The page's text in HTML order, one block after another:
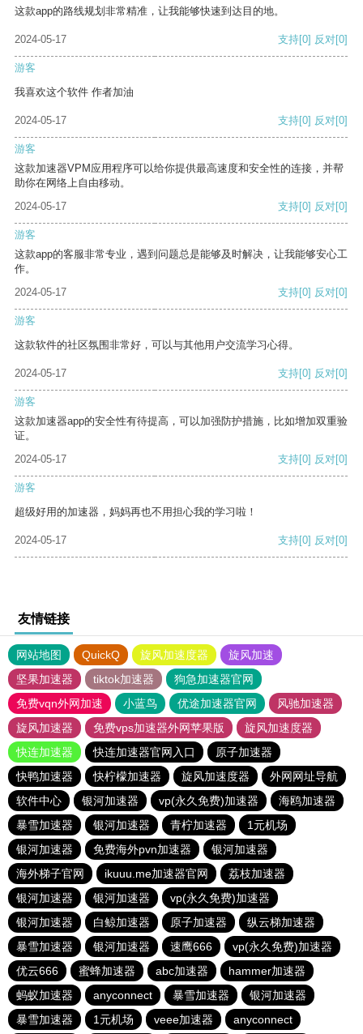
这款app的路线规划非常精准，让我能够快速到达目的地。
2024-05-17 支持[0] 反对[0]
游客
我喜欢这个软件 作者加油
2024-05-17 支持[0] 反对[0]
游客
这款加速器VPM应用程序可以给你提供最高速度和安全性的连接，并帮
助你在网络上自由移动。
2024-05-17
支持[0] 反对[0]
游客
这款app的客服非常专业，遇到问题总是能够及时解决，让我能够安心工
作。
2024-05-17
支持[0] 反对[0]
游客
这款软件的社区氛围非常好，可以与其他用户交流学习心得。
2024-05-17 支持[0] 反对[0]
游客
这款加速器app的安全性有待提高，可以加强防护措施，比如增加双重验
证。
2024-05-17
支持[0] 反对[0]
游客
超级好用的加速器，妈妈再也不用担心我的学习啦！
2024-05-17 支持[0] 反对[0]
友情链接
网站地图 QuickQ 旋风加速度器
旋风加速
坚果加速器
tiktok加速器
狗急加速器官网
免费vqn外网加速
小蓝鸟 优途加速器官网
风驰加速器
旋风加速器
免费vps加速器外网苹果版
旋风加速度器
快连加速器
快连加速器官网入口
原子加速器
快鸭加速器
快柠檬加速器 旋风加速度器
外网网址导航
软件中心
银河加速器 vp(永久免费)加速器
海鸥加速器
暴雪加速器
银河加速器 青柠加速器
1元机场
银河加速器
免费海外pvn加速器
银河加速器
海外梯子官网
ikuuu.me加速器官网
荔枝加速器
银河加速器
银河加速器
vp(永久免费)加速器
银河加速器
白鲸加速器 原子加速器
纵云梯加速器
暴雪加速器
银河加速器 速鹰666
vp(永久免费)加速器
优云666
蜜蜂加速器 abc加速器
hammer加速器
蚂蚁加速器
anyconnect 暴雪加速器
银河加速器
暴雪加速器
1元机场 veee加速器 anyconnect